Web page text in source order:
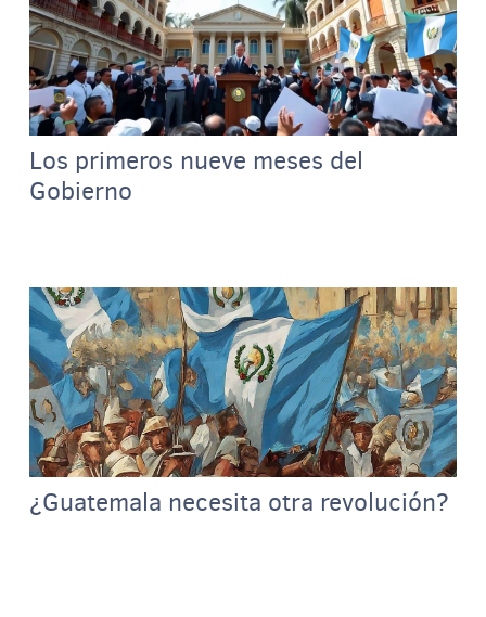
Los primeros nueve meses del
Gobierno
¿Guatemala necesita otra revolución?